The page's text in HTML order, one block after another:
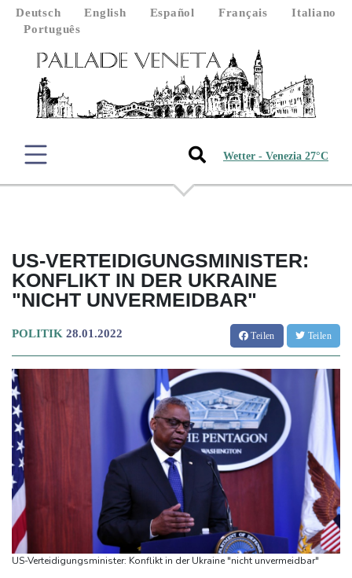
Deutsch English Español Français
Italiano
Português
Wetter - Venezia 27°C
US-VERTEIDIGUNGSMINISTER:
KONFLIKT IN DER UKRAINE
"NICHT UNVERMEIDBAR"
POLITIK 28.01.2022 Teilen Teilen
US-Verteidigungsminister: Konflikt in der Ukraine "nicht unvermeidbar"